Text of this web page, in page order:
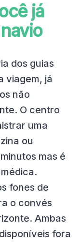
já
dos guias
viagem, já
não
O centro
uma
ou
mas é
fones de
o convés
Ambas
fora